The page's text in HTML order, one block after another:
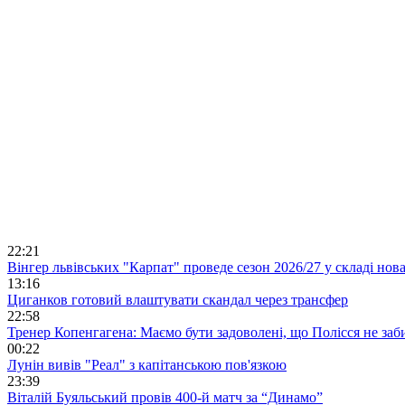
22:21
Вінгер львівських "Карпат" проведе сезон 2026/27 у складі
13:16
Циганков готовий влаштувати скандал через трансфер
22:58
Тренер Копенгагена: Маємо бути задоволені, що Полісся не
00:22
Лунін вивів "Реал" з капітанською пов'язкою
23:39
Віталій Буяльський провів 400-й матч за “Динамо”